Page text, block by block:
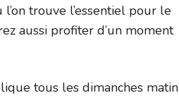
trouve l’essentiel pour le
aussi profiter d’un moment
tous les dimanches matin